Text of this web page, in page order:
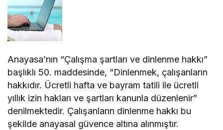
Anayasa’nın “Çalışma şartları ve dinlenme hakkı”
başlıklı 50. maddesinde, “Dinlenmek, çalışanların
hakkıdır. Ücretli hafta ve bayram tatili ile ücretli
yıllık izin hakları ve şartları kanunla düzenlenir”
denilmektedir. Çalışanların dinlenme hakkı bu
şekilde anayasal güvence altına alınmıştır.